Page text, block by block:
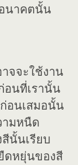
นาคตนั้น
จจะใช้งาน
อนที่เรานั้น
อนเสมอนั้น
ามหนืด
นั้นเรียบ
ดหยุ่นของสี